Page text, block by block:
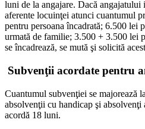
luni de la angajare. Dacă angajatului
aferente locuinţei atunci cuantumul
pentru persoana încadrată; 6.500 lei
urmată de familie; 3.500 + 3.500 lei
se încadrează, se mută şi solicită
Subvenţii acordate pentru
Cuantumul subvenţiei se majorează
absolvenţii cu handicap şi absolvenţi
acordă 18 luni.